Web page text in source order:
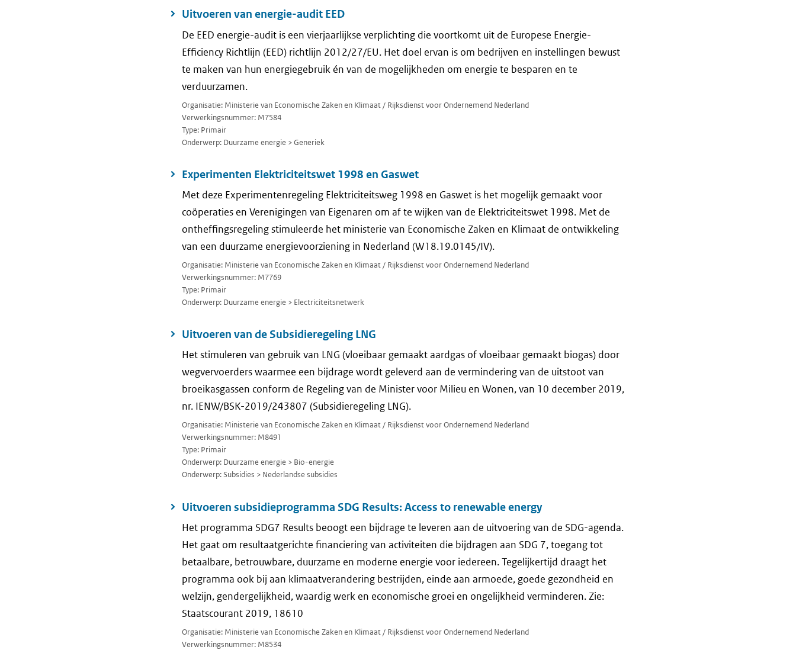
Uitvoeren van energie-audit EED
De EED energie-audit is een vierjaarlijkse verplichting die voortkomt uit de Europese Energie-
Efficiency Richtlijn (EED) richtlijn 2012/27/EU. Het doel ervan is om bedrijven en instellingen bewust
te maken van hun energiegebruik én van de mogelijkheden om energie te besparen en te
verduurzamen.
Organisatie: Ministerie van Economische Zaken en Klimaat / Rijksdienst voor Ondernemend Nederland
Verwerkingsnummer: M7584
Type: Primair
Onderwerp: Duurzame energie > Generiek
Experimenten Elektriciteitswet 1998 en Gaswet
Met deze Experimentenregeling Elektriciteitsweg 1998 en Gaswet is het mogelijk gemaakt voor
coöperaties en Verenigingen van Eigenaren om af te wijken van de Elektriciteitswet 1998. Met de
ontheffingsregeling stimuleerde het ministerie van Economische Zaken en Klimaat de ontwikkeling
van een duurzame energievoorziening in Nederland (W18.19.0145/IV).
Organisatie: Ministerie van Economische Zaken en Klimaat / Rijksdienst voor Ondernemend Nederland
Verwerkingsnummer: M7769
Type: Primair
Onderwerp: Duurzame energie > Electriciteitsnetwerk
Uitvoeren van de Subsidieregeling LNG
Het stimuleren van gebruik van LNG (vloeibaar gemaakt aardgas of vloeibaar gemaakt biogas) door
wegvervoerders waarmee een bijdrage wordt geleverd aan de vermindering van de uitstoot van
broeikasgassen conform de Regeling van de Minister voor Milieu en Wonen, van 10 december 2019,
nr. IENW/BSK-2019/243807 (Subsidieregeling LNG).
Organisatie: Ministerie van Economische Zaken en Klimaat / Rijksdienst voor Ondernemend Nederland
Verwerkingsnummer: M8491
Type: Primair
Onderwerp: Duurzame energie > Bio-energie
Onderwerp: Subsidies > Nederlandse subsidies
Uitvoeren subsidieprogramma SDG Results: Access to renewable energy
Het programma SDG7 Results beoogt een bijdrage te leveren aan de uitvoering van de SDG-agenda.
Het gaat om resultaatgerichte financiering van activiteiten die bijdragen aan SDG 7, toegang tot
betaalbare, betrouwbare, duurzame en moderne energie voor iedereen. Tegelijkertijd draagt het
programma ook bij aan klimaatverandering bestrijden, einde aan armoede, goede gezondheid en
welzijn, gendergelijkheid, waardig werk en economische groei en ongelijkheid verminderen. Zie:
Staatscourant 2019, 18610
Organisatie: Ministerie van Economische Zaken en Klimaat / Rijksdienst voor Ondernemend Nederland
Verwerkingsnummer: M8534